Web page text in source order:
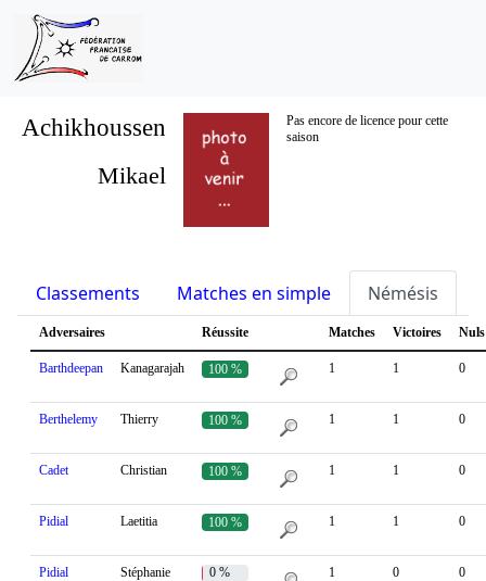
Achikhoussen
Pas encore de licence pour cette
saison
Mikael
Classements Matches en simple Némésis
Adversaires Réussite Matches Victoires Nuls
Barthdeepan Kanagarajah 100 % 1 1 0
Berthelemy Thierry 100 % 1 1 0
Cadet Christian 100 % 1 1 0
Pidial Laetitia 100 % 1 1 0
Pidial Stéphanie 0 % 1 0 0